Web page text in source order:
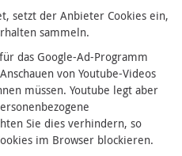
setzt der Anbieter Cookies ein,
sammeln.
das Google-Ad-Programm
von Youtube-Videos
müssen. Youtube legt aber
Sie dies verhindern, so
im Browser blockieren.